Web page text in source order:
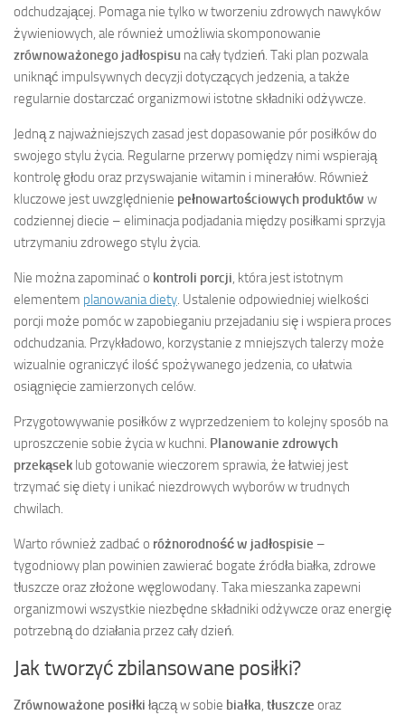
odchudzającej. Pomaga nie tylko w tworzeniu zdrowych nawyków
żywieniowych, ale również umożliwia skomponowanie
zrównoważonego jadłospisu na cały tydzień. Taki plan pozwala
uniknąć impulsywnych decyzji dotyczących jedzenia, a także
regularnie dostarczać organizmowi istotne składniki odżywcze.
Jedną z najważniejszych zasad jest dopasowanie pór posiłków do
swojego stylu życia. Regularne przerwy pomiędzy nimi wspierają
kontrolę głodu oraz przyswajanie witamin i minerałów. Również
kluczowe jest uwzględnienie pełnowartościowych produktów w
codziennej diecie – eliminacja podjadania między posiłkami sprzyja
utrzymaniu zdrowego stylu życia.
Nie można zapominać o kontroli porcji, która jest istotnym
elementem planowania diety. Ustalenie odpowiedniej wielkości
porcji może pomóc w zapobieganiu przejadaniu się i wspiera proces
odchudzania. Przykładowo, korzystanie z mniejszych talerzy może
wizualnie ograniczyć ilość spożywanego jedzenia, co ułatwia
osiągnięcie zamierzonych celów.
Przygotowywanie posiłków z wyprzedzeniem to kolejny sposób na
uproszczenie sobie życia w kuchni. Planowanie zdrowych
przekąsek lub gotowanie wieczorem sprawia, że łatwiej jest
trzymać się diety i unikać niezdrowych wyborów w trudnych
chwilach.
Warto również zadbać o różnorodność w jadłospisie –
tygodniowy plan powinien zawierać bogate źródła białka, zdrowe
tłuszcze oraz złożone węglowodany. Taka mieszanka zapewni
organizmowi wszystkie niezbędne składniki odżywcze oraz energię
potrzebną do działania przez cały dzień.
Jak tworzyć zbilansowane posiłki?
Zrównoważone posiłki łączą w sobie białka, tłuszcze oraz